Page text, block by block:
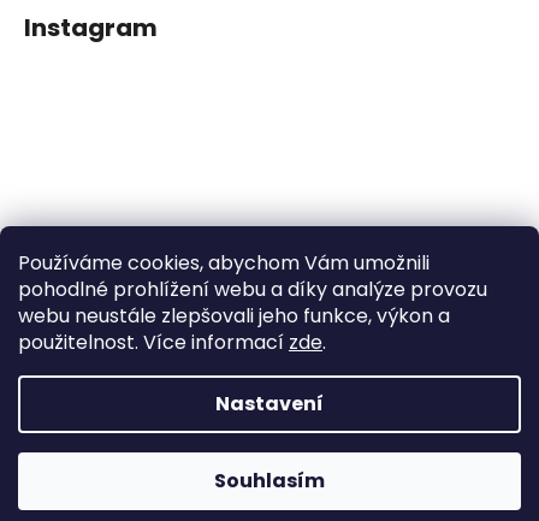
Používáme cookies, abychom Vám umožnili
pohodlné prohlížení webu a díky analýze provozu
webu neustále zlepšovali jeho funkce, výkon a
použitelnost. Více informací zde.
Nastavení
Souhlasím
Instagram
Sledovat na Instagramu
Facebook
Vytvořil Shoptet
Dětské klipy na dudlíčky